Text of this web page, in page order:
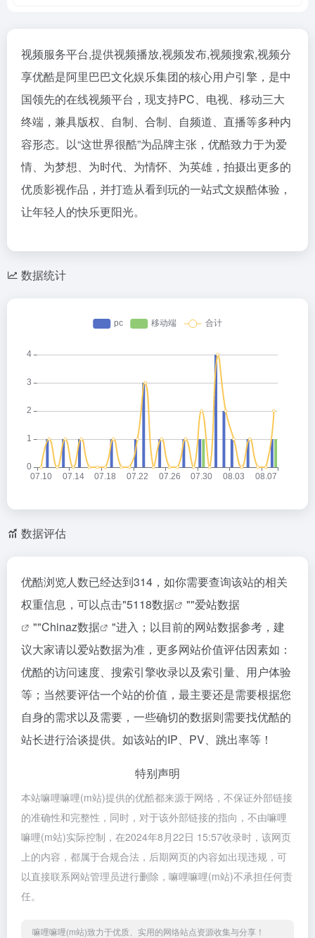
视频服务平台,提供视频播放,视频发布,视频搜索,视频分
享优酷是阿里巴巴文化娱乐集团的核心用户引擎，是中
国领先的在线视频平台，现支持PC、电视、移动三大
终端，兼具版权、自制、合制、自频道、直播等多种内
容形态。以“这世界很酷”为品牌主张，优酷致力于为爱
情、为梦想、为时代、为情怀、为英雄，拍摄出更多的
优质影视作品，并打造从看到玩的一站式文娱酷体验，
让年轻人的快乐更阳光。
数据统计
数据评估
优酷浏览人数已经达到314，如你需要查询该站的相关
权重信息，可以点击"5118数据 ""爱站数据
""Chinaz数据
"进入；以目前的网站数据参考，建
议大家请以爱站数据为准，更多网站价值评估因素如：
优酷的访问速度、搜索引擎收录以及索引量、用户体验
等；当然要评估一个站的价值，最主要还是需要根据您
自身的需求以及需要，一些确切的数据则需要找优酷的
站长进行洽谈提供。如该站的IP、PV、跳出率等！
特别声明
本站嘛哩嘛哩(m站)提供的优酷都来源于网络，不保证外部链接
的准确性和完整性，同时，对于该外部链接的指向，不由嘛哩
嘛哩(m站)实际控制，在2024年8月22日 15:57收录时，该网页
上的内容，都属于合规合法，后期网页的内容如出现违规，可
以直接联系网站管理员进行删除，嘛哩嘛哩(m站)不承担任何责
任。
嘛哩嘛哩(m站)致力于优质、实用的网络站点资源收集与分享！